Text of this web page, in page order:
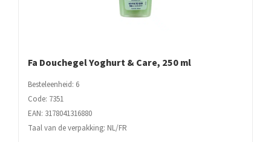
Fa Douchegel Yoghurt & Care, 250 ml
Besteleenheid: 6
Code: 7351
EAN: 3178041316880
Taal van de verpakking: NL/FR